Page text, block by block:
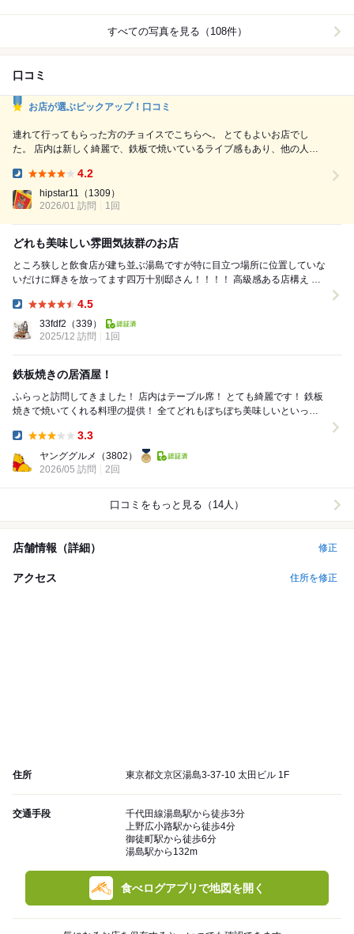
すべての写真を見る（108件）
口コミ
お店が選ぶピックアップ！口コミ
連れて行ってもらった方のチョイスでこちらへ。 とてもよいお店でし
た。 店内は新しく綺麗で、鉄板で焼いているライブ感もあり、他の人の
一手間かけている感じがして、かつ美味しい。 ちゃんこ鍋をいただきま
したが、優しい味でこの時期には特にたまりません。 豚、鶏どちらの肉
も入って贅沢です。 焼きそばやお好み焼きも推しのようで、...
4.2
hipstar11 （1309）
2026/01 訪問
1回
どれも美味しい雰囲気抜群のお店
ところ狭しと飲食店が建ち並ぶ湯島ですが特に目立つ場所に位置していな
いだけに輝きを放ってます四万十別邸さん！！！！ 高級感ある店構え 表
4.5
33fdf2 （339）
2025/12 訪問
1回
鉄板焼きの居酒屋！
ふらっと訪問してきました！ 店内はテーブル席！ とても綺麗です！ 鉄板
焼きで焼いてくれる料理の提供！ 全てどれもぼちぼち美味しいといった
3.3
ヤンググルメ
（3802）
2026/05 訪問
2回
口コミをもっと見る（14人）
店舗情報（詳細） 修正
アクセス 住所を修正
住所 東京都文京区湯島3-37-10 太田ビル 1F
交通手段
千代田線湯島駅から徒歩3分
上野広小路駅から徒歩4分
御徒町駅から徒歩6分
湯島駅から132m
食べログアプリで地図を開く